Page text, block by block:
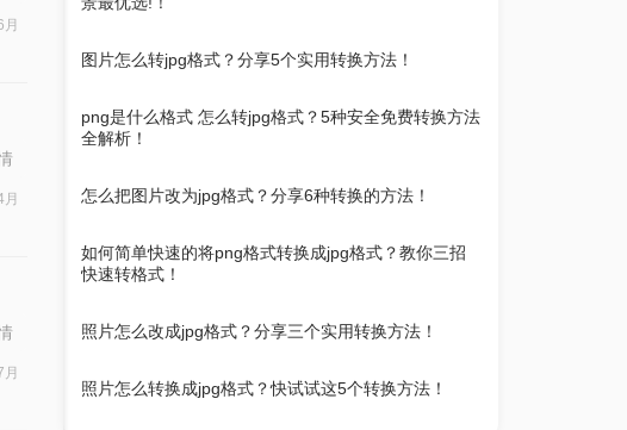
图片怎么转jpg格式？分享5个实用转换方法！
png是什么格式 怎么转jpg格式？5种安全免费转换方法
全解析！
怎么把图片改为jpg格式？分享6种转换的方法！
如何简单快速的将png格式转换成jpg格式？教你三招
快速转格式！
照片怎么改成jpg格式？分享三个实用转换方法！
照片怎么转换成jpg格式？快试试这5个转换方法！